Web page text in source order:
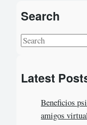
Search
S
r
Latest
Beneficios
amigos